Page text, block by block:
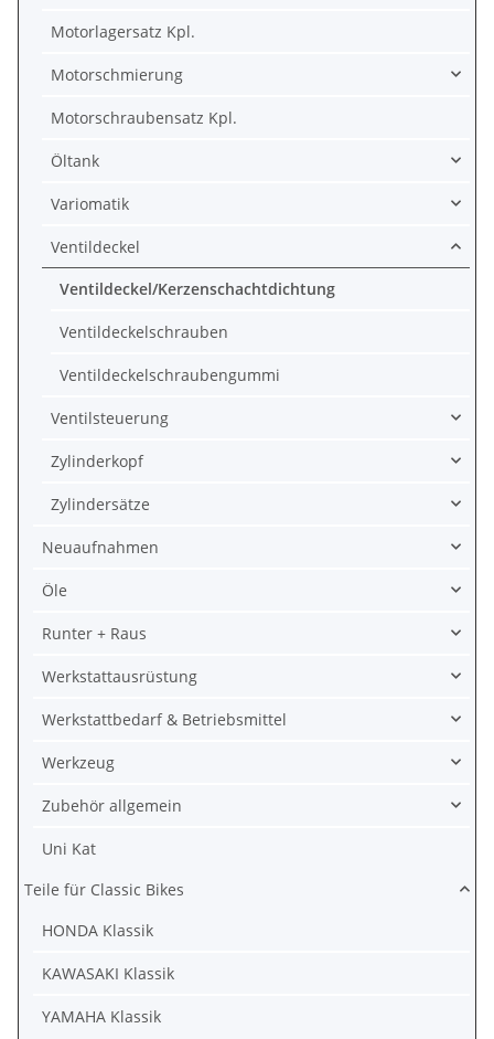
Motorlagersatz Kpl.
Motorschmierung
Motorschraubensatz Kpl.
Öltank
Variomatik
Ventildeckel
Ventildeckel/Kerzenschachtdichtung
Ventildeckelschrauben
Ventildeckelschraubengummi
Ventilsteuerung
Zylinderkopf
Zylindersätze
Neuaufnahmen
Öle
Runter + Raus
Werkstattausrüstung
Werkstattbedarf & Betriebsmittel
Werkzeug
Zubehör allgemein
Uni Kat
Teile für Classic Bikes
HONDA Klassik
KAWASAKI Klassik
YAMAHA Klassik